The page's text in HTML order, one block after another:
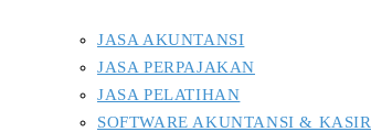
JASA AKUNTANSI
JASA PERPAJAKAN
JASA PELATIHAN
SOFTWARE AKUNTANSI & KASIR